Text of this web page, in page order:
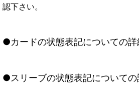
認下さい。
●カードの状態表記についての詳
●スリーブの状態表記についての